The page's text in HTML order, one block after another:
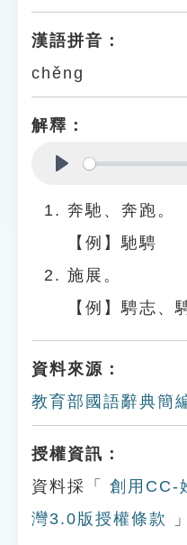
漢語拼音：
chěng
解釋：
奔馳、奔跑。
【例】馳騁
施展。
【例】騁志、
資料來源：
教育部國語辭典簡
授權資訊：
資料採「
創用CC-
灣3.0版授權條款